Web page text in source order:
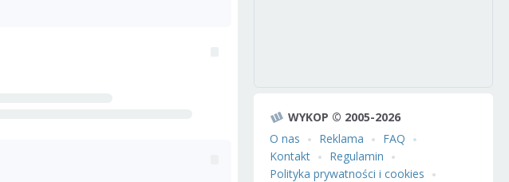
WYKOP © 2005-2026
O nas
Reklama
FAQ
Kontakt
Regulamin
Polityka prywatności i cookies